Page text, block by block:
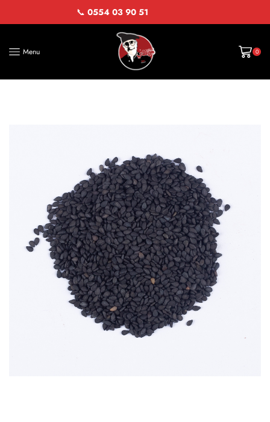
📞 0554 03 90 51
Menu 0